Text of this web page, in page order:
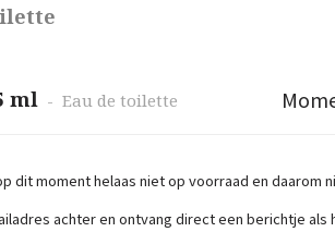
ml - Eau de toilette
dit moment helaas niet op voorraad en daarom
achter en ontvang direct een berichtje als